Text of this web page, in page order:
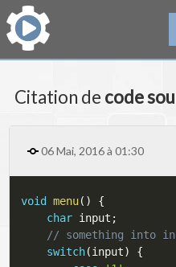
Citation de code
06 Mai, 2016 à 01:30
void menu( )
{
char input ;
// something into
switch(input)
{